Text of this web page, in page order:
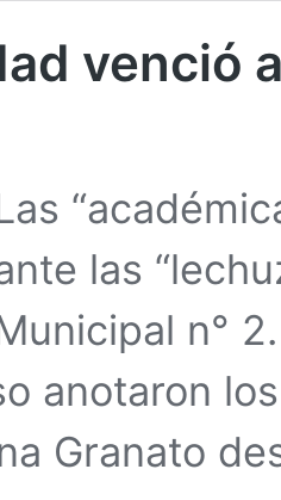
venció
las
n°
anotaron
Granato